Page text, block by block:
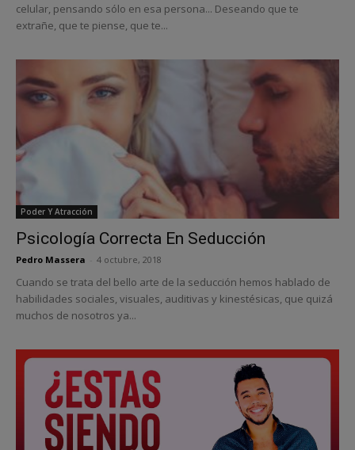
celular, pensando sólo en esa persona... Deseando que te
extrañe, que te piense, que te...
Poder Y Atracción
Psicología Correcta En Seducción
Pedro Massera 4 octubre, 2018
Cuando se trata del bello arte de la seducción hemos hablado de
habilidades sociales, visuales, auditivas y kinestésicas, que quizá
muchos de nosotros ya...